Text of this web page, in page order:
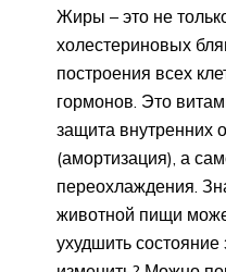
Жиры – это не
холестериновых
построения всех
гормонов. Это
защита внутренних
(амортизация), а
переохлаждения.
животной пищи
ухудшить